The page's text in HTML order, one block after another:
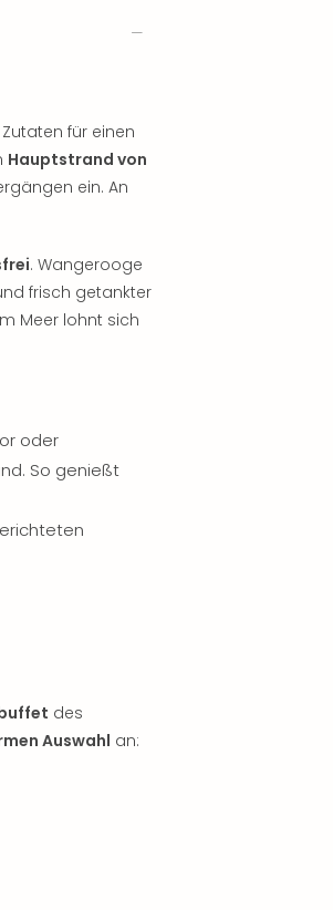
für einen
Hauptstrand von
ein. An
. Wangerooge
frisch getankter
Meer lohnt sich
oder
So genießt
des
Auswahl an: